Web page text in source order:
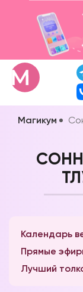
Магикум
Календарь
Прямые
Лучший